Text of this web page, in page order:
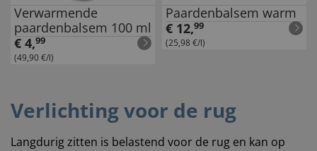
Verwarmende
paardenbalsem 100 ml
€ 4,99
(49,90 €/l)
Paardenbalsem warm
€ 12,99
(25,98 €/l)
Verlichting voor de rug
Langdurig zitten is belastend voor de rug en kan op